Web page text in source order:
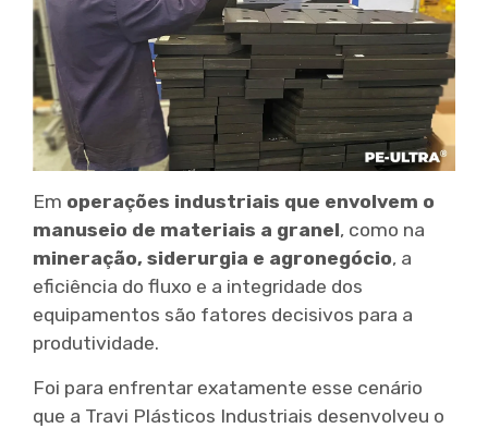
Em operações industriais que envolvem o
manuseio de materiais a granel, como na
mineração, siderurgia e agronegócio, a
eficiência do fluxo e a integridade dos
equipamentos são fatores decisivos para a
produtividade.
Foi para enfrentar exatamente esse cenário
que a Travi Plásticos Industriais desenvolveu o